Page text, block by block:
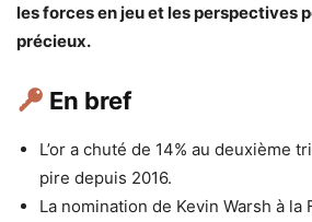
les forces en jeu et les perspectives
précieux.
En bref
L’or a chuté de 14% au deuxième
pire depuis 2016.
La nomination de Kevin Warsh à la